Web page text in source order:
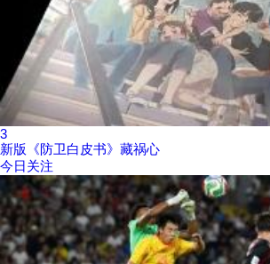
3
新版《防卫白皮书》藏祸心
今日关注